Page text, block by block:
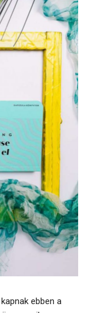
ebben a